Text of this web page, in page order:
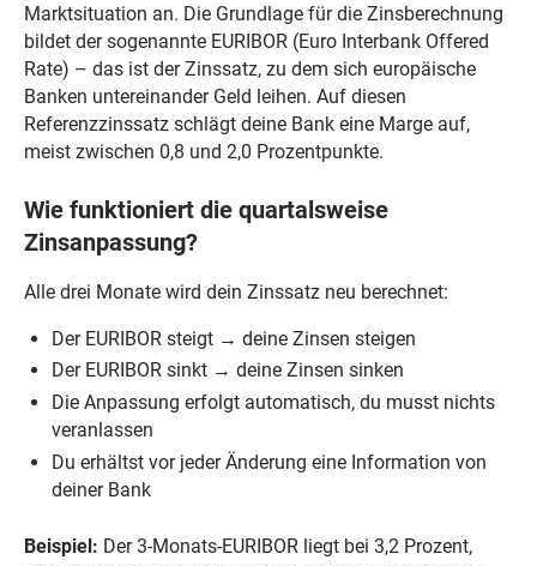
Marktsituation an. Die Grundlage für die Zinsberechnung
bildet der sogenannte EURIBOR (Euro Interbank Offered
Rate) – das ist der Zinssatz, zu dem sich europäische
Banken untereinander Geld leihen. Auf diesen
Referenzzinssatz schlägt deine Bank eine Marge auf,
meist zwischen 0,8 und 2,0 Prozentpunkte.
Wie funktioniert die quartalsweise
Zinsanpassung?
Alle drei Monate wird dein Zinssatz neu berechnet:
Der EURIBOR steigt → deine Zinsen steigen
Der EURIBOR sinkt → deine Zinsen sinken
Die Anpassung erfolgt automatisch, du musst nichts
veranlassen
Du erhältst vor jeder Änderung eine Information von
deiner Bank
Beispiel: Der 3-Monats-EURIBOR liegt bei 3,2 Prozent,